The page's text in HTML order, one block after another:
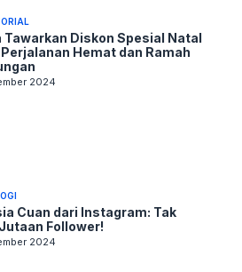
Tawarkan Diskon Spesial Natal
Hemat dan Ramah
2024
Cuan dari Instagram: Tak
Follower!
2024